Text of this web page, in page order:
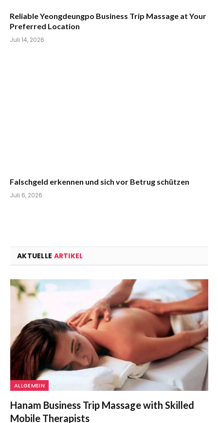
Reliable Yeongdeungpo Business Trip Massage at Your
Preferred Location
Juli 14, 2026
Falschgeld erkennen und sich vor Betrug schützen
Juli 6, 2026
AKTUELLE ARTIKEL
ALLGEMEIN
Hanam Business Trip Massage with Skilled
Mobile Therapists